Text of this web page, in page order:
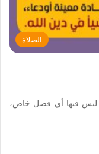
الصلاة
الساعة 00.00 1 كانون الثاني الساعة 00.00 ليس فيها أي فضل خاص،